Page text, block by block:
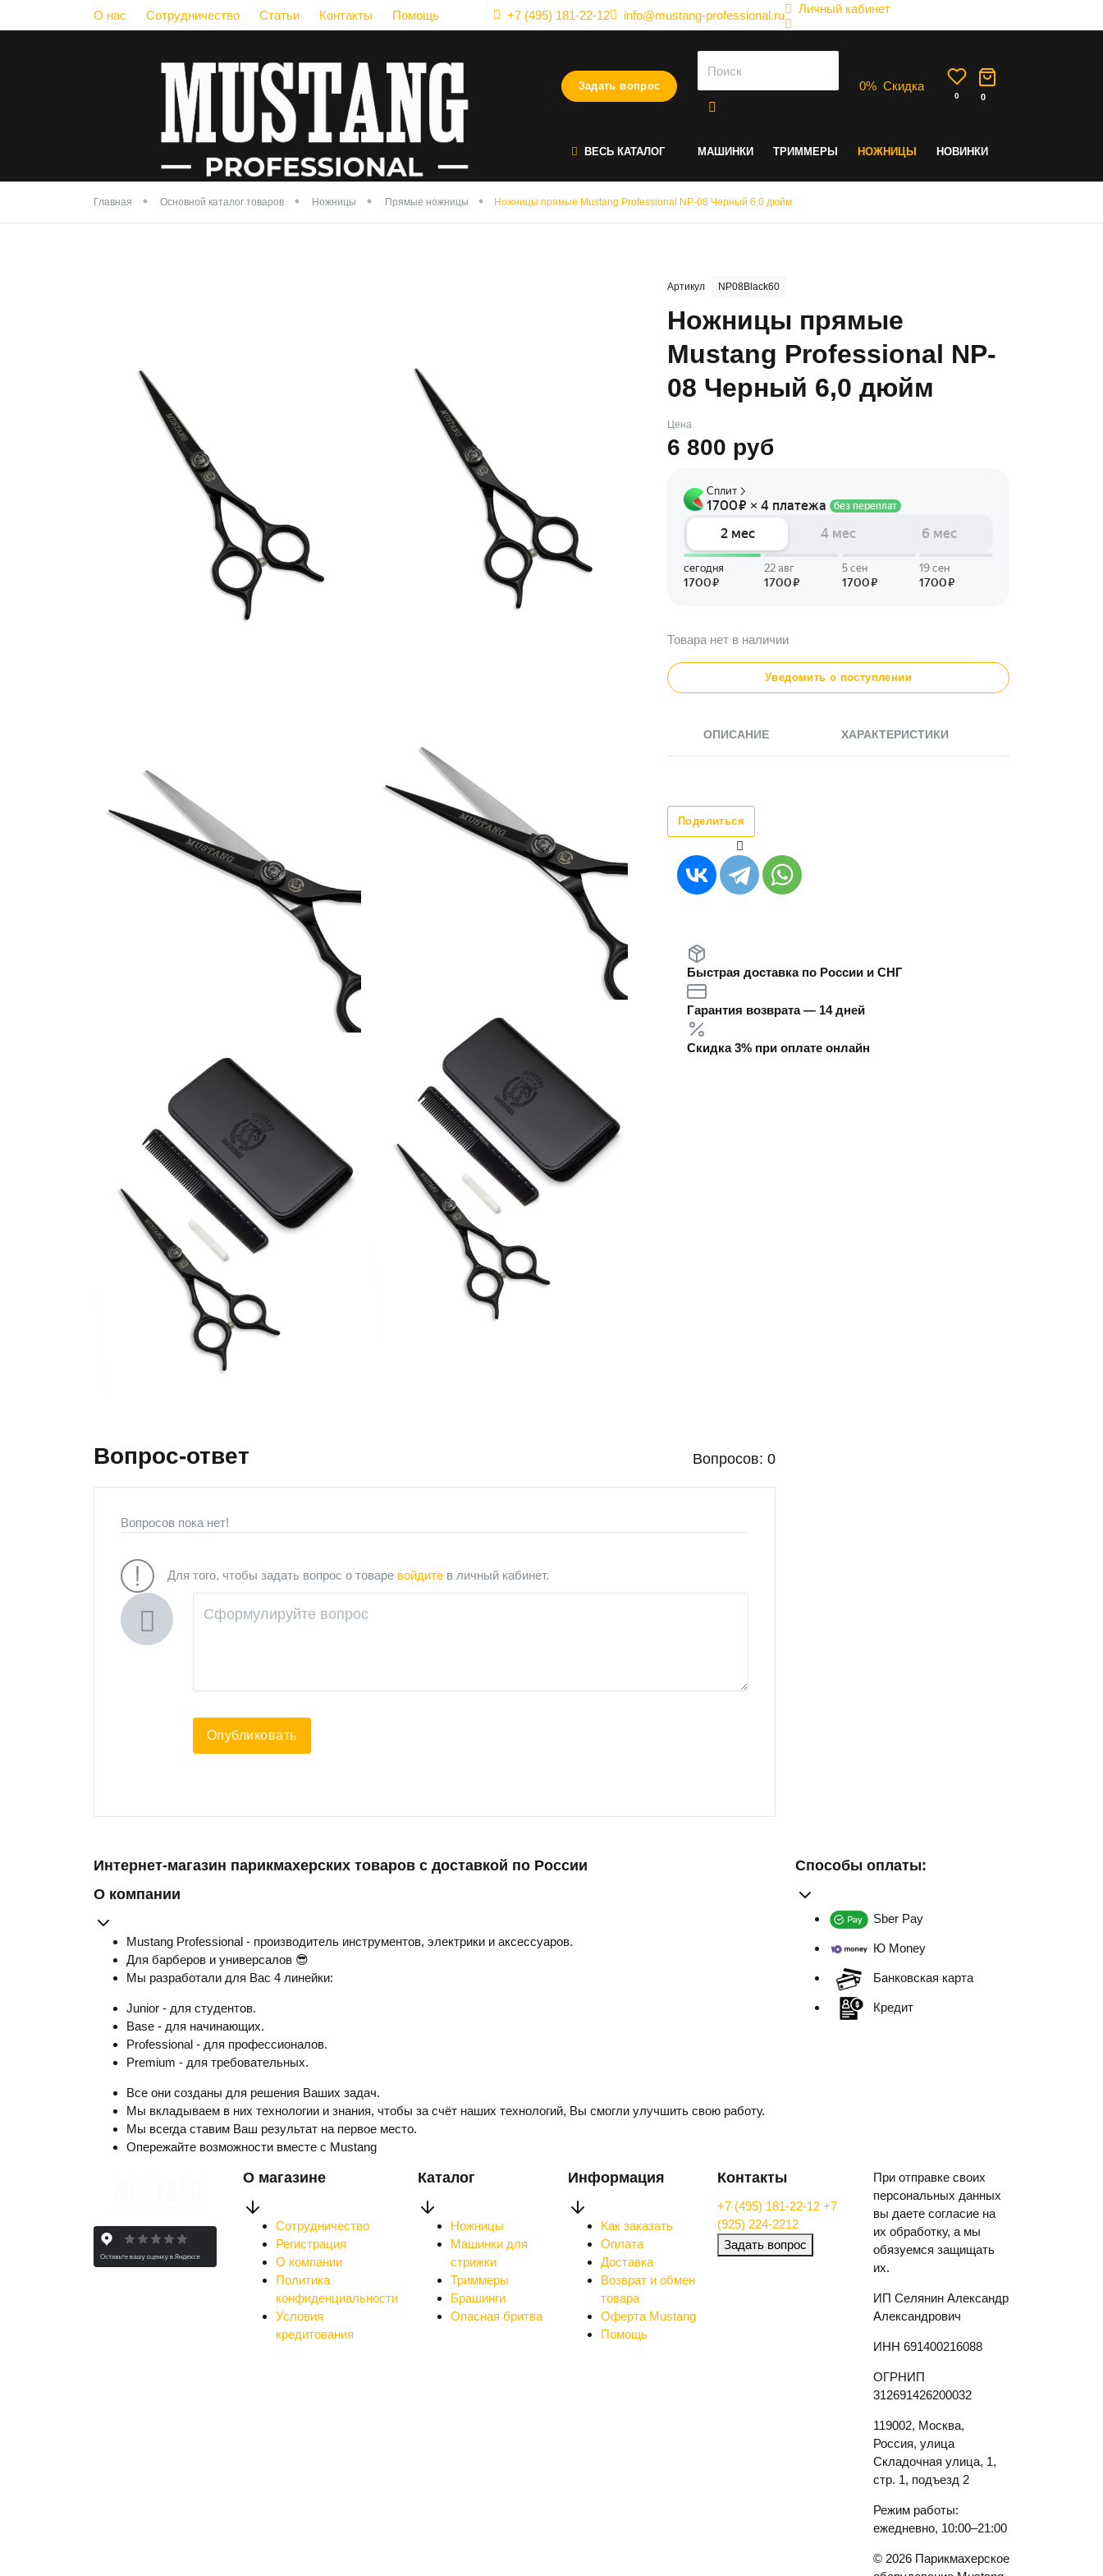
О нас Сотрудничество Статьи Контакты Помощь +7 (495) 181-22-12 info@mustang-professional.ru Личный кабинет
Задать вопрос 0% Скидка
0 0
ВЕСЬ КАТАЛОГ МАШИНКИ ТРИММЕРЫ НОЖНИЦЫ НОВИНКИ
Главная Основной каталог товаров Ножницы Прямые ножницы Ножницы прямые Mustang Professional NP-08 Черный 6,0 дюйм
Артикул NP08Black60
Ножницы прямые
Mustang Professional NP-
08 Черный 6,0 дюйм
Цена
6 800 руб
Товара нет в наличии
Уведомить о поступлении
ОПИСАНИЕ ХАРАКТЕРИСТИКИ
Поделиться
Быстрая доставка по России и СНГ
Гарантия возврата — 14 дней
Скидка 3% при оплате онлайн
Вопрос-ответ Вопросов: 0
Вопросов пока нет!
Для того, чтобы задать вопрос о товаре войдите в личный кабинет.
Опубликовать
Интернет-магазин парикмахерских товаров с доставкой по России
О компании
Mustang Professional - производитель инструментов, электрики и аксессуаров.
Для барберов и универсалов 😎
Мы разработали для Вас 4 линейки:
Junior - для студентов.
Base - для начинающих.
Professional - для профессионалов.
Premium - для требовательных.
Все они созданы для решения Ваших задач.
Мы вкладываем в них технологии и знания, чтобы за счёт наших технологий, Вы смогли улучшить свою работу.
Мы всегда ставим Ваш результат на первое место.
Опережайте возможности вместе с Mustang
Способы оплаты:
Sber Pay
Ю Money
Банковская карта
Кредит
О магазине
Сотрудничество
Регистрация
О компании
Политика
конфиденциальности
Условия
кредитования
Каталог
Ножницы
Машинки для
стрижки
Триммеры
Брашинги
Опасная бритва
Информация
Как заказать
Оплата
Доставка
Возврат и обмен
товара
Оферта Mustang
Помощь
Контакты
+7 (495) 181-22-12 +7
(925) 224-2212
Задать вопрос
При отправке своих
персональных данных
вы даете согласие на
их обработку, а мы
обязуемся защищать
их.
ИП Селянин Александр
Александрович
ИНН 691400216088
ОГРНИП
312691426200032
119002, Москва,
Россия, улица
Складочная улица, 1,
стр. 1, подъезд 2
Режим работы:
ежедневно, 10:00–21:00
© 2026 Парикмахерское